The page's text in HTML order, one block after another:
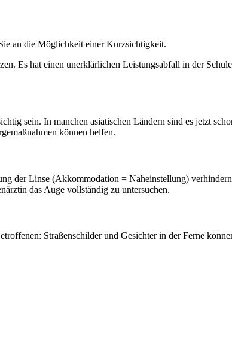
an die Möglichkeit einer Kurzsichtigkeit.
Es hat einen unerklärlichen Leistungsabfall in der
sein. In manchen asiatischen Ländern sind es jetzt
können helfen.
der Linse (Akkommodation = Naheinstellung)
das Auge vollständig zu untersuchen.
Straßenschilder und Gesichter in der Ferne